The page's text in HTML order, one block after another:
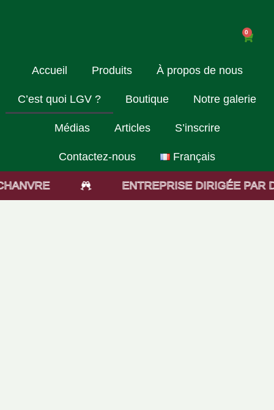
0
Accueil Produits À propos de nous
C’est quoi LGV ? Boutique Notre galerie
Médias Articles S’inscrire
Contactez-nous Français
ENTREPRISE DIRIGÉE PAR DES